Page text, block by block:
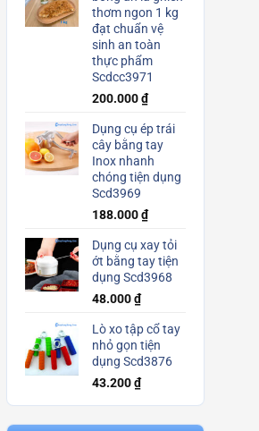
thơm ngon 1 kg
đạt chuẩn vệ
sinh an toàn
thực phẩm
Scdcc3971
200.000₫
Dụng cụ ép trái
cây bằng tay
Inox nhanh
chóng tiện dụng
Scd3969
188.000₫
Dụng cụ xay tỏi
ớt bằng tay tiện
dụng Scd3968
48.000₫
Lò xo tập cổ tay
nhỏ gọn tiện
dụng Scd3876
43.200₫